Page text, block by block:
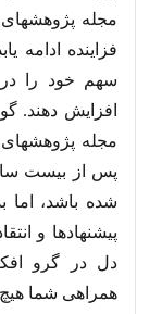
مجله
فزاینده ادامه
سهم خود را
افزایش دهند.
پس از بیست
شده باشد، اما
پیشنهادها و
دل در گرو
همراهی شما